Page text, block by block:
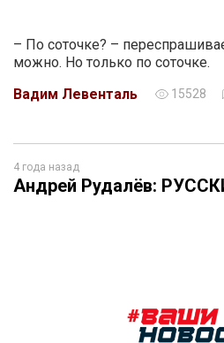
– По соточке? –
можно. Но только по соточке.
Вадим Левенталь
15528
4 года назад
Андрей Рудалёв: